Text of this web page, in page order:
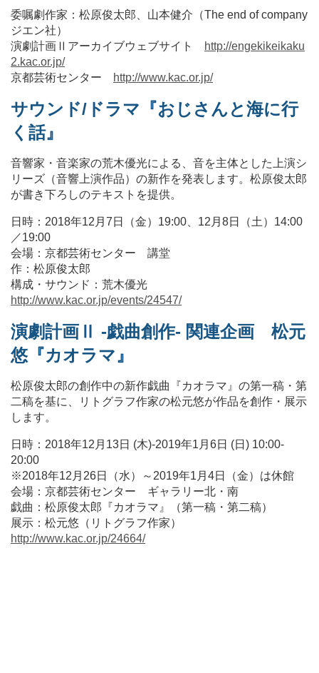
委嘱劇作家：松原俊太郎、山本健介（The end of company
ジエン社）
演劇計画Ⅱアーカイブウェブサイト
http://engekikeikaku
2.kac.or.jp/
京都芸術センター
http://www.kac.or.jp/
サウンド/ドラマ『おじさんと海に行
く話』
音響家・音楽家の荒木優光による、音を主体とした上演シ
リーズ（音響上演作品）の新作を発表します。松原俊太郎
が書き下ろしのテキストを提供。
日時：2018年12月7日（金）19:00、12月8日（土）14:00
／19:00
会場：京都芸術センター 講堂
作：松原俊太郎
構成・サウンド：荒木優光
http://www.kac.or.jp/events/24547/
演劇計画Ⅱ -戯曲創作- 関連企画 松元
悠『カオラマ』
松原俊太郎の創作中の新作戯曲『カオラマ』の第一稿・第
二稿を基に、リトグラフ作家の松元悠が作品を創作・展示
します。
日時：2018年12月13日 (木)-2019年1月6日 (日) 10:00-
20:00
※2018年12月26日（水）～2019年1月4日（金）は休館
会場：京都芸術センター ギャラリー北・南
戯曲：松原俊太郎『カオラマ』（第一稿・第二稿）
展示：松元悠（リトグラフ作家）
http://www.kac.or.jp/24664/